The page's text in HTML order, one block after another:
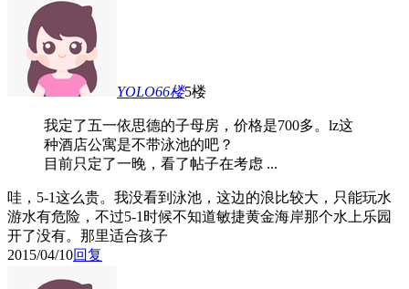
YOLO66楼5楼
我定了五一依思德的子母房，价格是700多。lz这
种酒店公寓是不带泳池的吧？
目前只定了一晚，看了帖子在考虑 ...
哇，5-1这么贵。我没看到泳池，这边的浪比较大，只能玩水
游水有危险，不过5-1时候不知道敏捷黄金海岸那个水上乐园
开了没有。那里适合孩子
2015/04/10回复